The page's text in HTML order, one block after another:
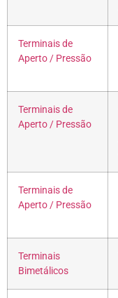
Terminais de
Aperto / Pressão
Terminais de
Aperto / Pressão
Terminais de
Aperto / Pressão
Terminais
Bimetálicos